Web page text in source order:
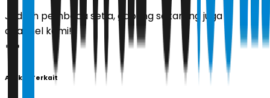
Jadilah pembaca setia, gabung sekarang juga di
channel kami!
Artikel Terkait